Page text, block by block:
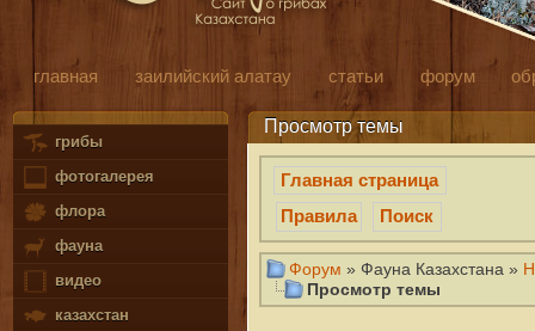
главная заилийский алатау статьи форум
грибы
фотогалерея
флора
фауна
видео
казахстан
Просмотр темы
Главная страница
Правила
Поиск
Форум » Фауна Казахстана »
Просмотр темы